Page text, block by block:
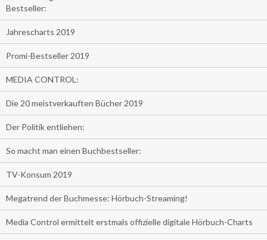
Bestseller:
Jahrescharts 2019
Promi-Bestseller 2019
MEDIA CONTROL:
Die 20 meistverkauften Bücher 2019
Der Politik entliehen:
So macht man einen Buchbestseller:
TV-Konsum 2019
Megatrend der Buchmesse: Hörbuch-Streaming!
Media Control ermittelt erstmals offizielle digitale Hörbuch-Charts